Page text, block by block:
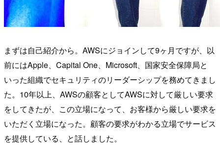
まずは自己紹介から。AWSにジョインして9ヶ月ですが、以
前にはApple、Capital One、Microsoft、国家安全保障局と
いった組織でセキュリティのリーダーシップを務めてきまし
た。10年以上、AWSの顧客としてAWSに対して厳しい要求
をしてきたが、この立場になって、お客様から厳しい要求を
いただく立場になった。顧客の要求がわかる立場でサービス
を提供している、と話しました。